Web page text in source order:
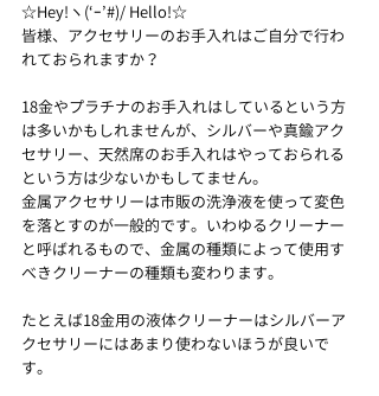
☆Hey!ヽ(‘ｰ’#)/ Hello!☆
皆様、アクセサリーのお手入れはご自分で行わ
れておられますか？
18金やプラチナのお手入れはしているという方
は多いかもしれませんが、シルバーや真鍮アク
セサリー、天然席のお手入れはやっておられる
という方は少ないかもしてません。
金属アクセサリーは市販の洗浄液を使って変色
を落とすのが一般的です。いわゆるクリーナー
と呼ばれるもので、金属の種類によって使用す
べきクリーナーの種類も変わります。
たとえば18金用の液体クリーナーはシルバーア
クセサリーにはあまり使わないほうが良いで
す。